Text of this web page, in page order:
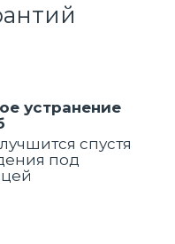
устранение
спустя
под